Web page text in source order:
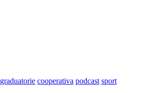
graduatorie cooperativa podcast sport